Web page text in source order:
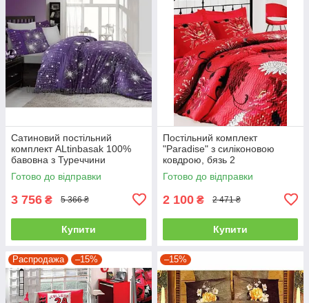
Сатиновий постільний
комплект ALtinbasak 100%
бавовна з Туреччини
двоспальний - євро
Готово до відправки
3 756 ₴ 5 366 ₴
Купити
Постільний комплект
"Paradise" з силіконовою
ковдрою, бязь 2
Готово до відправки
2 100 ₴ 2 471 ₴
Купити
Распродажа –15% –15%